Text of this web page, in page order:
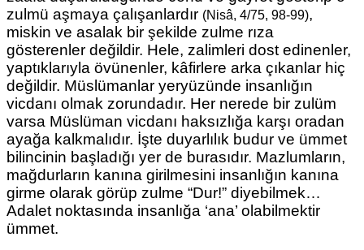
zulmü aşmaya çalışanlardır (Nisâ, 4/75, 98-99),
miskin ve asalak bir şekilde zulme rıza
gösterenler değildir. Hele, zalimleri dost edinenler,
yaptıklarıyla övünenler, kâfirlere arka çıkanlar hiç
değildir. Müslümanlar yeryüzünde insanlığın
vicdanı olmak zorundadır. Her nerede bir zulüm
varsa Müslüman vicdanı haksızlığa karşı oradan
ayağa kalkmalıdır. İşte duyarlılık budur ve ümmet
bilincinin başladığı yer de burasıdır. Mazlumların,
mağdurların kanına girilmesini insanlığın kanına
girme olarak görüp zulme “Dur!” diyebilmek…
Adalet noktasında insanlığa ‘ana’ olabilmektir
ümmet.